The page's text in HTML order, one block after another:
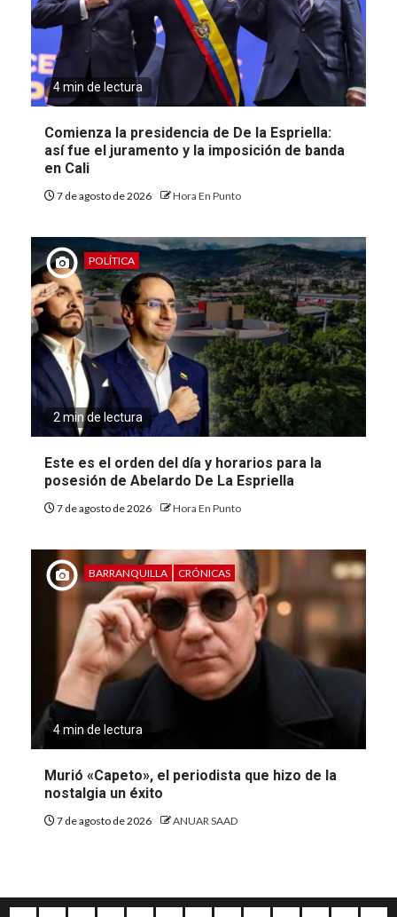
4 min de lectura
Comienza la presidencia de De la Espriella:
así fue el juramento y la imposición de banda
en Cali
7 de agosto de 2026 Hora En Punto
POLÍTICA
2 min de lectura
Este es el orden del día y horarios para la
posesión de Abelardo De La Espriella
7 de agosto de 2026 Hora En Punto
BARRANQUILLA CRÓNICAS
4 min de lectura
Murió «Capeto», el periodista que hizo de la
nostalgia un éxito
7 de agosto de 2026 ANUAR SAAD